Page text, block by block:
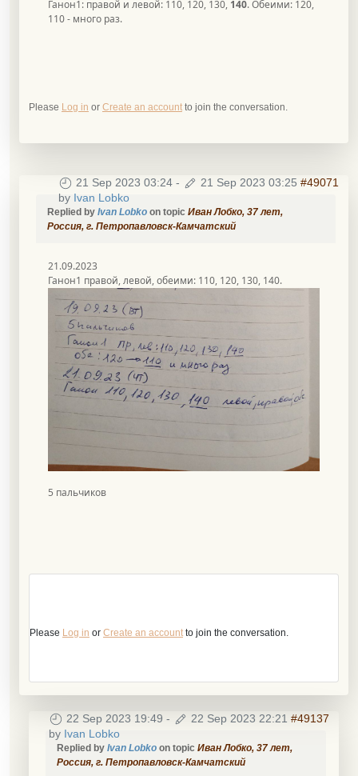
Ганон1: правой и левой: 110, 120, 130, 140. Обеими: 120,
110 - много раз.
Please Log in or Create an account to join the conversation.
21 Sep 2023 03:24 - 21 Sep 2023 03:25 #49071
by Ivan Lobko
Replied by Ivan Lobko on topic Иван Лобко, 37 лет,
Россия, г. Петропавловск-Камчатский
21.09.2023
Ганон1 правой, левой, обеими: 110, 120, 130, 140.
5 пальчиков
Please Log in or Create an accountto join the conversation.
22 Sep 2023 19:49 - 22 Sep 2023 22:21 #49137
by Ivan Lobko
Replied by Ivan Lobko on topic Иван Лобко, 37 лет,
Россия, г. Петропавловск-Камчатский